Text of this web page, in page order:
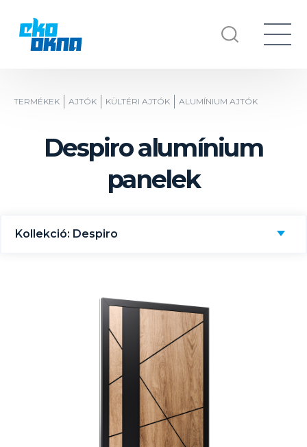
TERMÉKEK AJTÓK KÜLTÉRI AJTÓK ALUMÍNIUM AJTÓK
Despiro alumínium
panelek
Kollekció: Despiro